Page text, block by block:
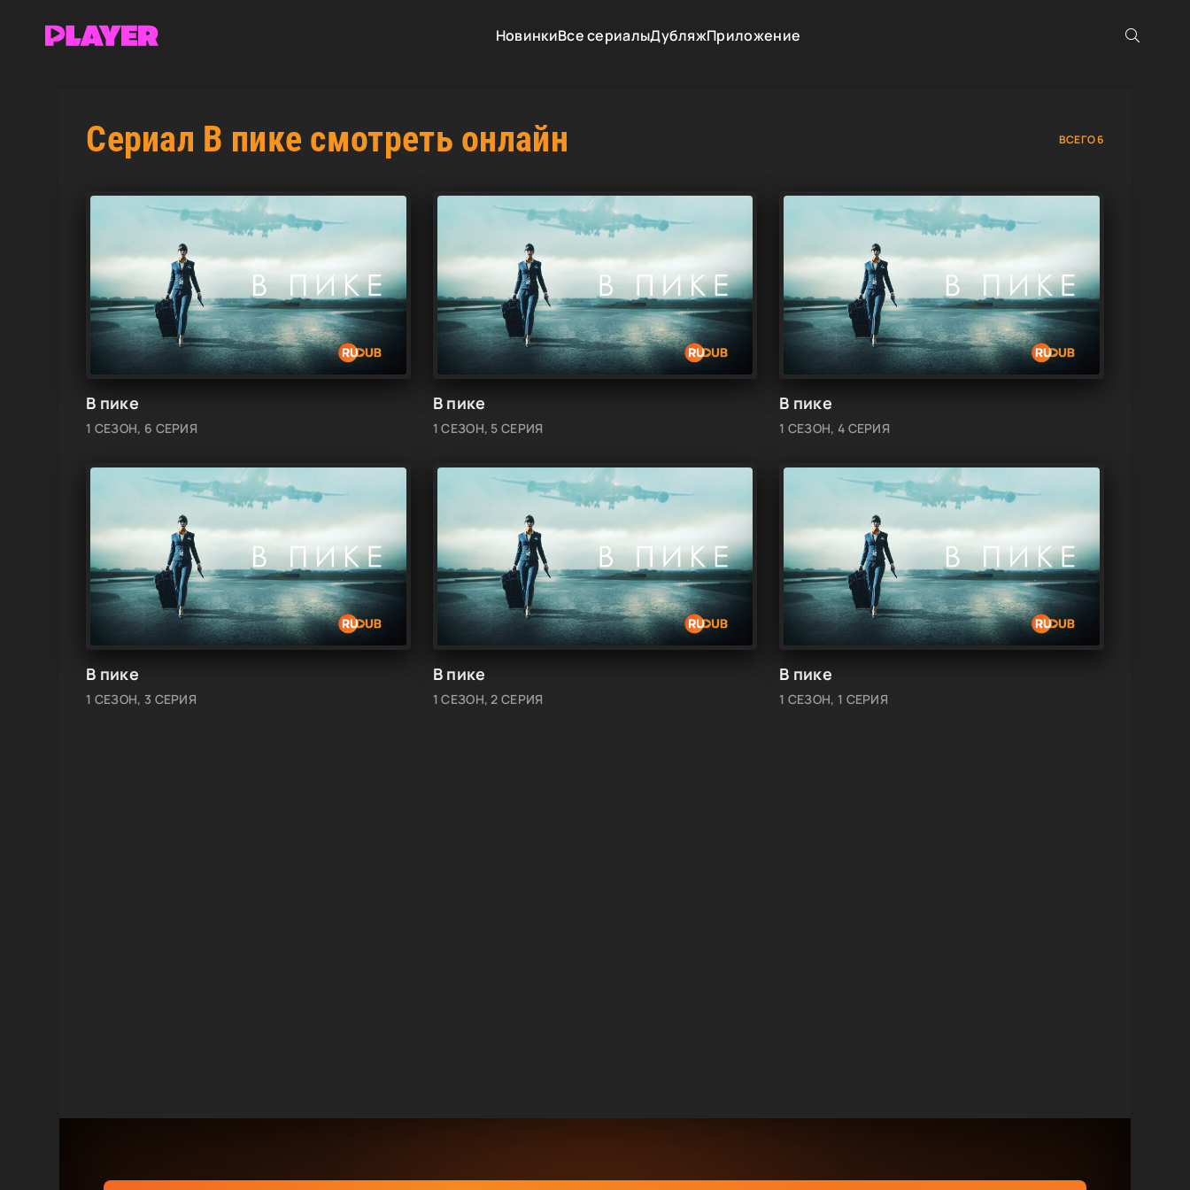
НовинкиВсе сериалыДубляжПриложение
Сериал В пике смотреть онлайн ВСЕГО 6
В пике
1 СЕЗОН, 6 СЕРИЯ
В пике
1 СЕЗОН, 5 СЕРИЯ
В пике
1 СЕЗОН, 4 СЕРИЯ
В пике
1 СЕЗОН, 3 СЕРИЯ
В пике
1 СЕЗОН, 2 СЕРИЯ
В пике
1 СЕЗОН, 1 СЕРИЯ